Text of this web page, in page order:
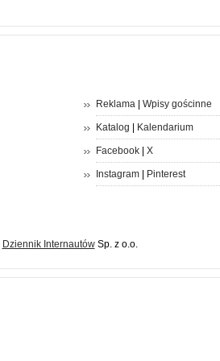
Reklama| Wpisy gościnne
Katalog Kalendarium
Facebook| X
Instagram| Pinterest
Dziennik InternautówSp. z o.o.